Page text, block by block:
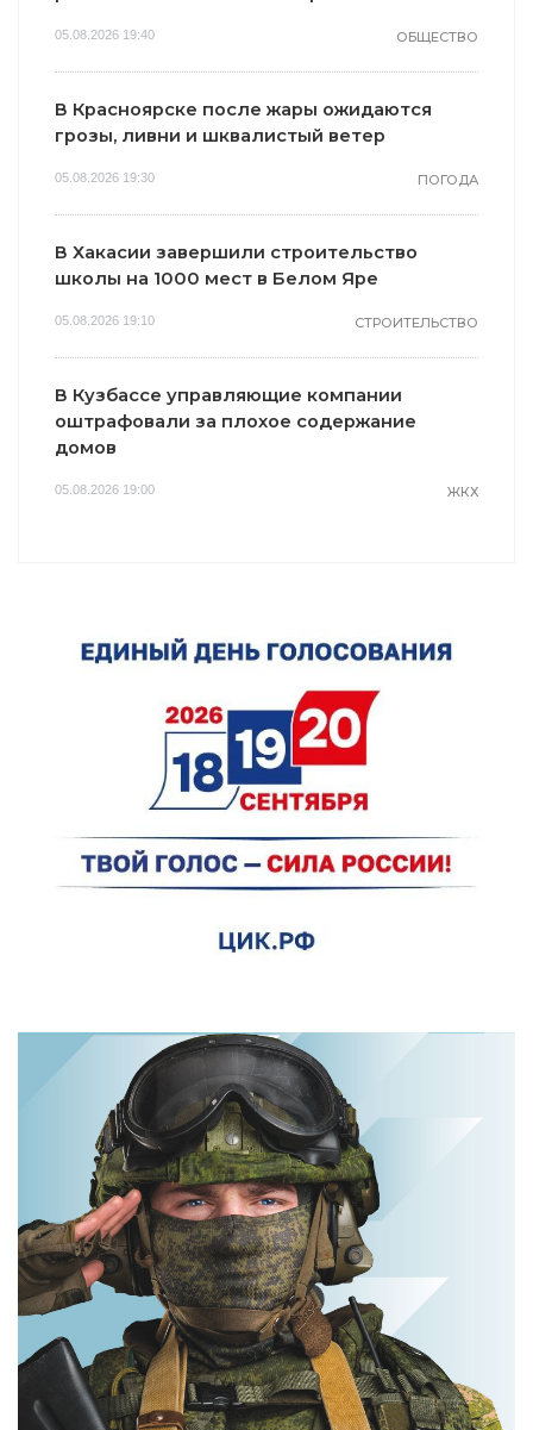
05.08.2026 19:40 ОБЩЕСТВО
В Красноярске после жары ожидаются
грозы, ливни и шквалистый ветер
05.08.2026 19:30 ПОГОДА
В Хакасии завершили строительство
школы на 1000 мест в Белом Яре
05.08.2026 19:10 СТРОИТЕЛЬСТВО
В Кузбассе управляющие компании
оштрафовали за плохое содержание
домов
05.08.2026 19:00 ЖКХ